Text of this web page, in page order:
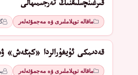
قىرغىنچىلىقنىڭ تەرجىمىھالى
ماقالە توپلاملىرى ۋە مەجمۇئەلەر
قەدىمكى ئۇيغۇرالردا «كېڭەش»
ماقالە توپلاملىرى ۋە مەجمۇئەلەر